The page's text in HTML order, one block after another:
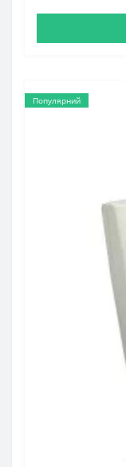
Популярний